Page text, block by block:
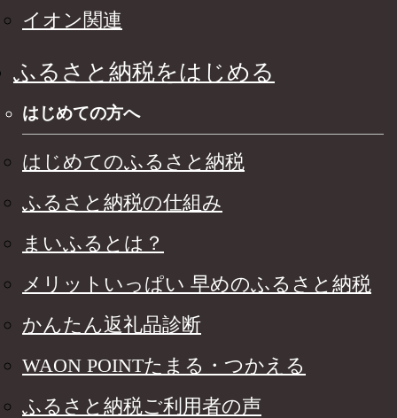
イオン関連
ふるさと納税をはじめる
はじめての方へ
はじめてのふるさと納税
ふるさと納税の仕組み
まいふるとは？
メリットいっぱい 早めのふるさと納税
かんたん返礼品診断
WAON POINTたまる・つかえる
ふるさと納税ご利用者の声